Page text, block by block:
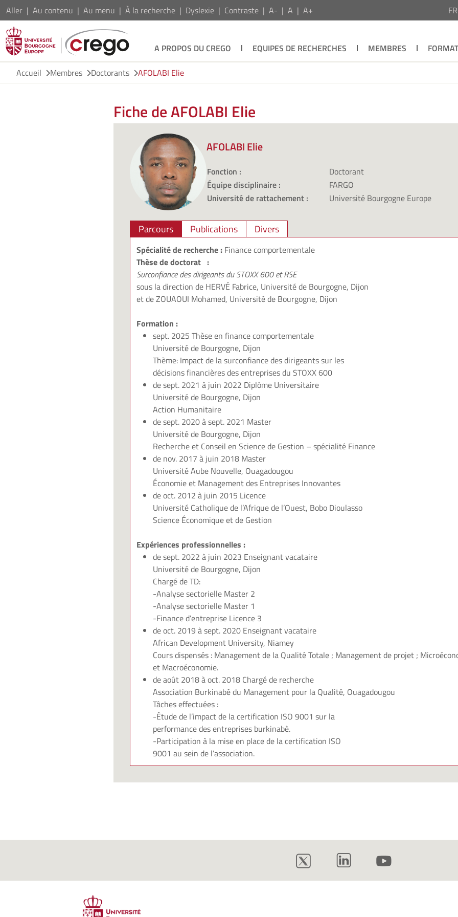
Aller Au contenu Au menu À la recherche Dyslexie Contraste A- A A+
A PROPOS DU CREGO EQUIPES DE RECHERCHES MEMBRES
Accueil
Membres Doctorants AFOLABI Elie
Fiche de AFOLABI Elie
AFOLABI Elie
Fonction :
Doctorant
Équipe disciplinaire :
FARGO
Université de rattachement :
Université Bourgogne Europe
Parcours Publications Divers
Spécialité de recherche : Finance comportementale
Thèse de doctorat :
Surconfiance des dirigeants du STOXX 600 et RSE
sous la direction de HERVÉ Fabrice, Université de Bourgogne, Dijon
et deZOUAOUI Mohamed, Université de Bourgogne, Dijon
Formation :
sept. 2025 Thèse en finance comportementale
Université de Bourgogne, Dijon
Thème: Impact de la surconfiance des dirigeants sur les
décisions financières des entreprises du STOXX 600
de sept. 2021 à juin 2022 Diplôme Universitaire
Université de Bourgogne, Dijon
Action Humanitaire
de sept. 2020 à sept. 2021 Master
Université de Bourgogne, Dijon
Recherche et Conseil en Science de Gestion – spécialité Finance
de nov. 2017 à juin 2018 Master
Université Aube Nouvelle, Ouagadougou
Économie et Management des Entreprises Innovantes
de oct. 2012 à juin 2015 Licence
Université Catholique de l’Afrique de l’Ouest, Bobo Dioulasso
Science Économique et de Gestion
Expériences professionnelles :
de sept. 2022 à juin 2023 Enseignant vacataire
Université de Bourgogne, Dijon
Chargé de TD:
-Analyse sectorielle Master 2
-Analyse sectorielle Master 1
-Finance d’entreprise Licence 3
de oct. 2019 à sept. 2020 Enseignant vacataire
African Development University, Niamey
Cours dispensés : Management de la Qualité Totale ; Management de projet ;
et Macroéconomie.
de août 2018 à oct. 2018 Chargé de recherche
Association Burkinabé du Management pour la Qualité, Ouagadougou
Tâches effectuées :
-Étude de l’impact de la certification ISO 9001 sur la
performance des entreprises burkinabè.
-Participation à la mise en place de la certification ISO
9001 au sein de l’association.